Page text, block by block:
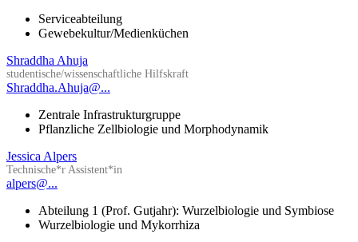
Serviceabteilung
Gewebekultur/Medienküchen
Shraddha Ahuja
studentische/wissenschaftliche Hilfskraft
Shraddha.Ahuja@...
Zentrale Infrastrukturgruppe
Pflanzliche Zellbiologie und Morphodynamik
Jessica Alpers
Technische*r Assistent*in
alpers@...
Abteilung 1 (Prof. Gutjahr): Wurzelbiologie und Symbiose
Wurzelbiologie und Mykorrhiza